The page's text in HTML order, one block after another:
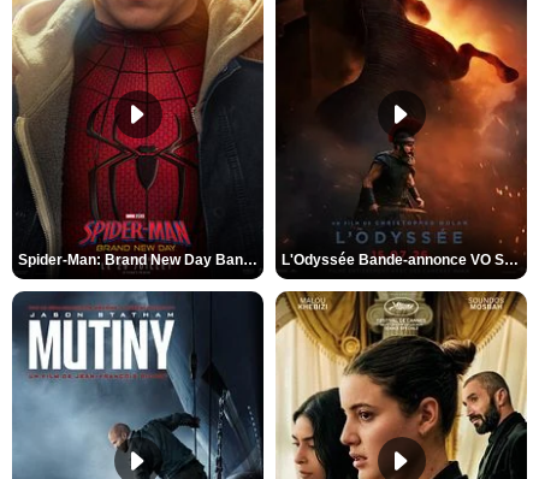
Spider-Man: Brand New Day Bande-annonce VO STFR L'Odyssée Bande-annonce VO STFR